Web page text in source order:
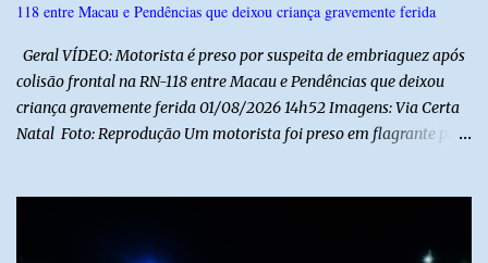
118 entre Macau e Pendências que deixou criança gravemente ferida
Geral VÍDEO: Motorista é preso por suspeita de embriaguez após
colisão frontal na RN-118 entre Macau e Pendências que deixou
criança gravemente ferida 01/08/2026 14h52 Imagens: Via Certa
Natal Foto: Reprodução Um motorista foi preso em flagrante por